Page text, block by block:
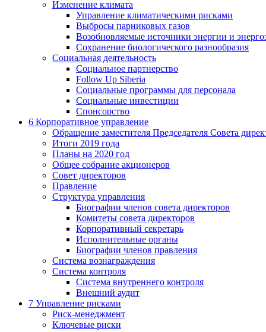
Изменение климата
Управление климатическими рисками
Выбросы парниковых газов
Возобновляемые источники энергии и
Сохранение биологического разнообразия
Социальная деятельность
Социальное партнерство
Follow Up Siberia
Социальные программы для персонала
Социальные инвестиции
Спонсорство
6 Корпоративное управление
Обращение заместителя Председателя Совета
Итоги 2019 года
Планы на 2020 год
Общее собрание акционеров
Совет директоров
Правление
Структура управления
Биографии членов совета директоров
Комитеты совета директоров
Корпоративный секретарь
Исполнительные органы
Биографии членов правления
Система вознаграждения
Система контроля
Система внутреннего контроля
Внешний аудит
7 Управление рисками
Риск-менеджмент
Ключевые риски